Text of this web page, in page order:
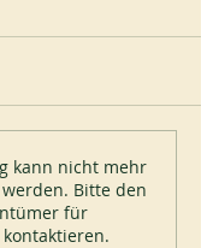
kann nicht mehr
Bitte den
für